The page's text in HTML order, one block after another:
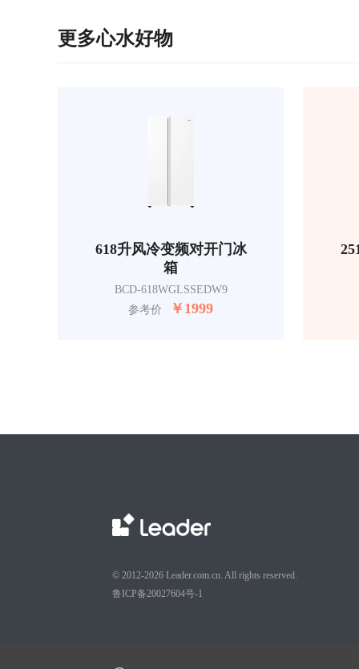
更多心水好物
618升风冷变频对开门冰
箱
BCD-618WGLSSEDW9
参考价
￥ 1999
© 2012-2026 Leader.com.cn. All rights reserved.
鲁ICP备20027604号-1